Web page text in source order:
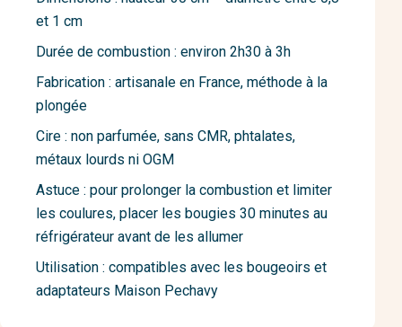
et 1 cm
Durée de combustion : environ 2h30 à 3h
Fabrication : artisanale en France, méthode à la
plongée
Cire : non parfumée, sans CMR, phtalates,
métaux lourds ni OGM
Astuce : pour prolonger la combustion et limiter
les coulures, placer les bougies 30 minutes au
réfrigérateur avant de les allumer
Utilisation : compatibles avec les bougeoirs et
adaptateurs Maison Pechavy